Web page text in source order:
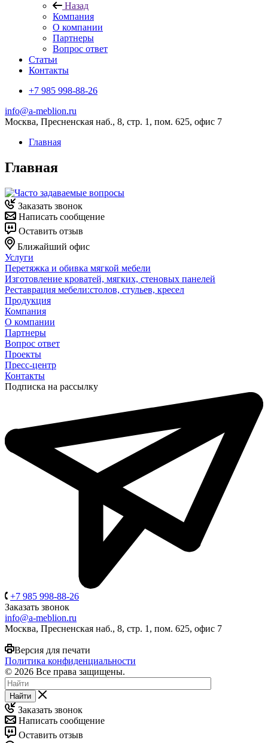
Назад
Компания
О компании
Партнеры
Вопрос ответ
Cтатьи
Контакты
+7 985 998-88-26
info@a-meblion.ru
Москва, Пресненская наб., 8, стр. 1, пом. 625, офис 7
Главная
Главная
Заказать звонок
Написать сообщение
Оставить отзыв
Ближайший офис
Услуги
Перетяжка и обивка мягкой мебели
Изготовление кроватей, мягких, стеновых панелей
Реставрация мебели:столов, стульев, кресел
Продукция
Компания
О компании
Партнеры
Вопрос ответ
Проекты
Пресс-центр
Контакты
Подписка на рассылку
+7 985 998-88-26
Заказать звонок
info@a-meblion.ru
Москва, Пресненская наб., 8, стр. 1, пом. 625, офис 7
Версия для печати
Политика конфиденциальности
© 2026 Все права защищены.
Найти
Заказать звонок
Написать сообщение
Оставить отзыв